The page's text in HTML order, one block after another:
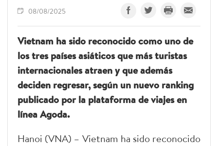
08/08/2025
Vietnam ha sido reconocido como uno de
los tres países asiáticos que más turistas
internacionales atraen y que además
deciden regresar, según un nuevo ranking
publicado por la plataforma de viajes en
línea Agoda.
Hanoi (VNA) – Vietnam ha sido reconocido